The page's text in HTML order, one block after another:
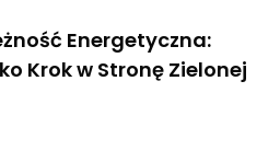
Energetyczna:
Krok w Stronę Zielonej